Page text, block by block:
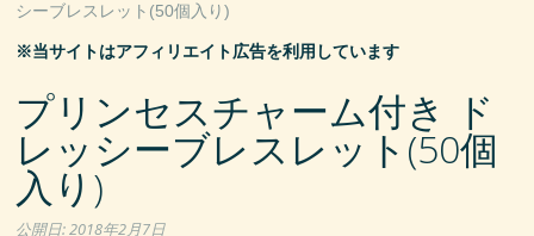
シーブレスレット(50個入り)
※当サイトはアフィリエイト広告を利用しています
プリンセスチャーム付き ド
レッシーブレスレット(50個
入り)
公開日:2018年2月7日